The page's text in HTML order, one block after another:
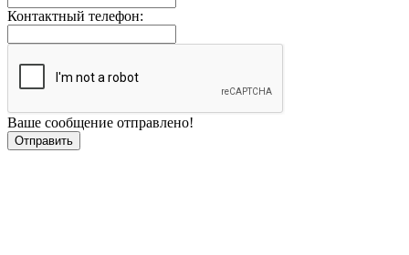
Контактный телефон:
Ваше сообщение отправлено!